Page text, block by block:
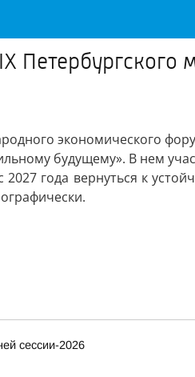
экономического
будущему». В нем
года вернуться к
сессии-2026